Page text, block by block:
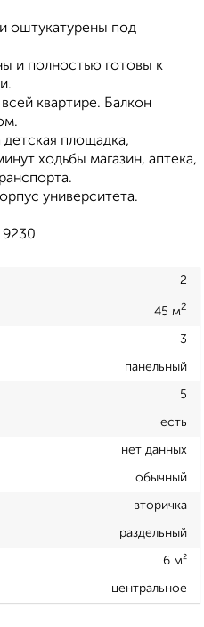
оштукатурены под
и полностью готовы к
квартире. Балкон
площадка,
ходьбы магазин, аптека,
университета.
2
45 м2
3
панельный
5
есть
нет данных
обычный
вторичка
раздельный
6 м²
центральное